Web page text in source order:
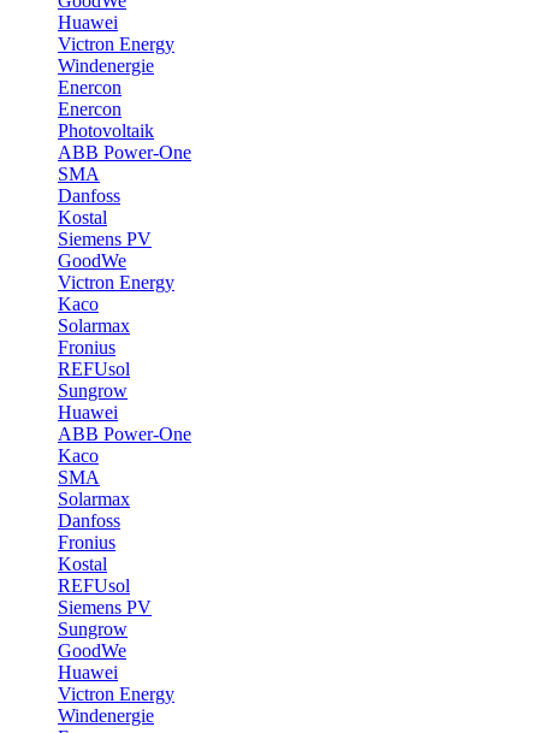
Huawei
Victron Energy
Windenergie
Enercon
Enercon
Photovoltaik
ABB Power-One
SMA
Danfoss
Kostal
Siemens PV
GoodWe
Victron Energy
Kaco
Solarmax
Fronius
REFUsol
Sungrow
Huawei
ABB Power-One
Kaco
SMA
Solarmax
Danfoss
Fronius
Kostal
REFUsol
Siemens PV
Sungrow
GoodWe
Huawei
Victron Energy
Windenergie